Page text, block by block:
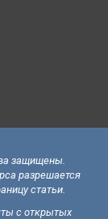
защищены.
разрешается
статьи.
с открытых